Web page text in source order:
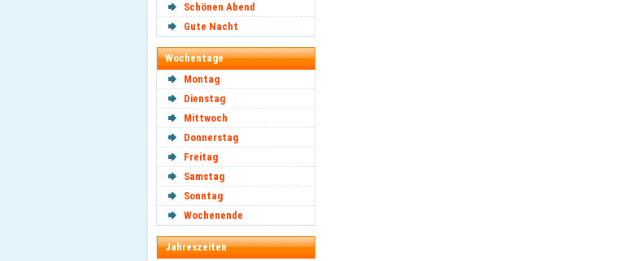
Schönen Abend
Gute Nacht
Wochentage
Montag
Dienstag
Mittwoch
Donnerstag
Freitag
Samstag
Sonntag
Wochenende
Jahreszeiten